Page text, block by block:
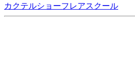
カクテルショーフレアスクール